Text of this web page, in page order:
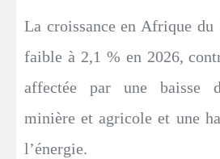
La croissance en Afrique du
faible à 2,1 % en 2026,
affectée par une baisse
minière et agricole et une
l’énergie.